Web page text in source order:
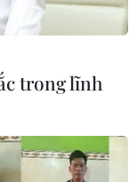
trong lĩnh